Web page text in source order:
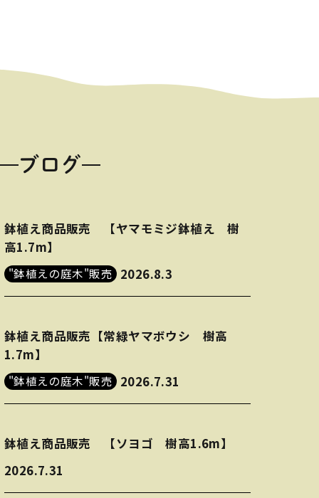
ブログ
鉢植え商品販売 【ヤマモミジ鉢植え 樹
高1.7m】
"鉢植えの庭木"販売 2026.8.3
鉢植え商品販売【常緑ヤマボウシ 樹高
1.7m】
"鉢植えの庭木"販売 2026.7.31
鉢植え商品販売 【ソヨゴ 樹高1.6m】
2026.7.31